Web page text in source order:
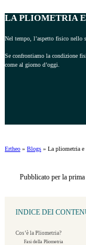
LA PLIOMETRIA
Nel tempo, l’aspetto fisico nello
Se confrontiamo la condizione
come al giorno d’oggi.
Ertheo » Blogs » La pliometria e
Pubblicato per la
INDICE DEI
Cos’è la Pliometria?
Fasi della Pliometria